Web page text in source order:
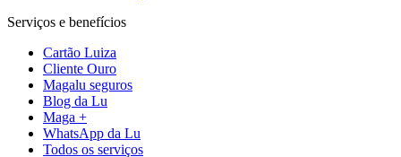
Serviços e benefícios
Cartão Luiza
Cliente Ouro
Magalu seguros
Blog da Lu
Maga +
WhatsApp da Lu
Todos os serviços